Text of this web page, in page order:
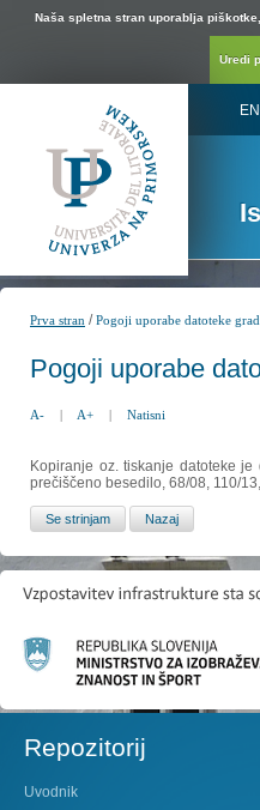
Naša spletna stran uporablja
Uredi
Prva stran /Pogoji uporabe datoteke
Pogoji uporabe
A- | A+ | Natisni
Kopiranje oz. tiskanje datoteke
prečiščeno besedilo, 68/08, 110/
Repozitorij
Uvodnik